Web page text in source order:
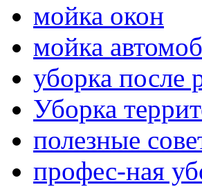
мойка окон
мойка
уборка после
Уборка
полезные
профес-ная